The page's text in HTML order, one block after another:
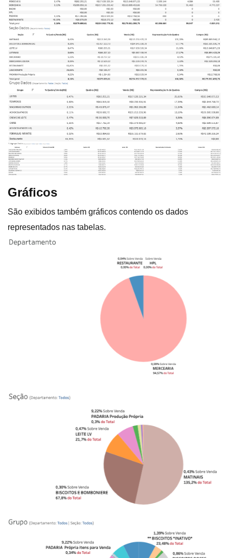
Gráficos
São exibidos também gráficos contendo os dados
representados nas tabelas.